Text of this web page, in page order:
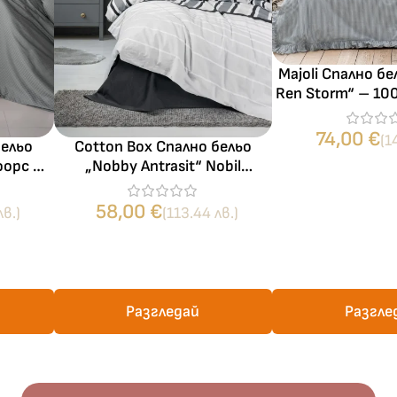
–
– за
Cotton Box Спално бельо
„Nobby Antrasit“ Nobil
Ranforce – 100% памук – 4
части – за спалня
58,00 €(113.44 лв.)
Разгледай
Majoli Спално
Ren Storm“ –
части – за
74,00 €